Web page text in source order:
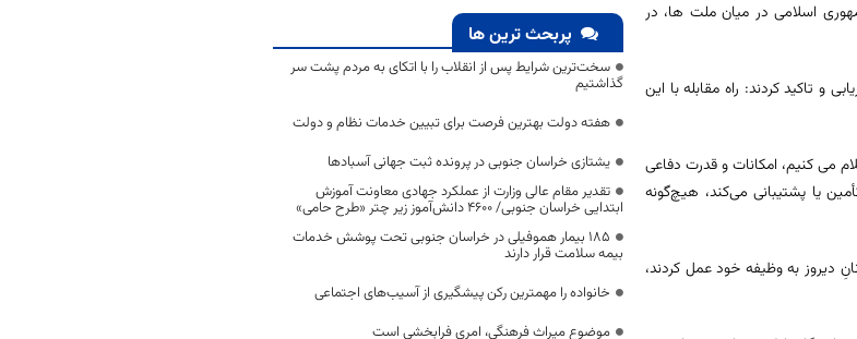
اسلامی در میان ملت ها، در
و تاکید کردند: راه مقابله با این
می کنیم، امکانات و قدرت دفاعی
یا پشتیبانی می‌کند، هیچ‌گونه
دیروز به وظیفه خود عمل کردند،
پربحث ترین ها
سخت‌ترین شرایط پس از انقلاب را با اتکای به مردم پشت سر
گذاشتیم
هفته دولت بهترین فرصت برای تبیین خدمات نظام و دولت
یشتازی خراسان جنوبی در پرونده ثبت جهانی آسبادها
تقدیر مقام عالی وزارت از عملکرد جهادی معاونت آموزش
ابتدایی خراسان جنوبی/ ۴۶۰۰ دانش‌آموز زیر چتر «طرح حامی»
۱۸۵ بیمار هموفیلی در خراسان جنوبی تحت پوشش خدمات
بیمه سلامت قرار دارند
خانواده را مهمترین رکن پیشگیری از آسیب‌های اجتماعی
موضوع میراث فرهنگی، امری فرابخشی است